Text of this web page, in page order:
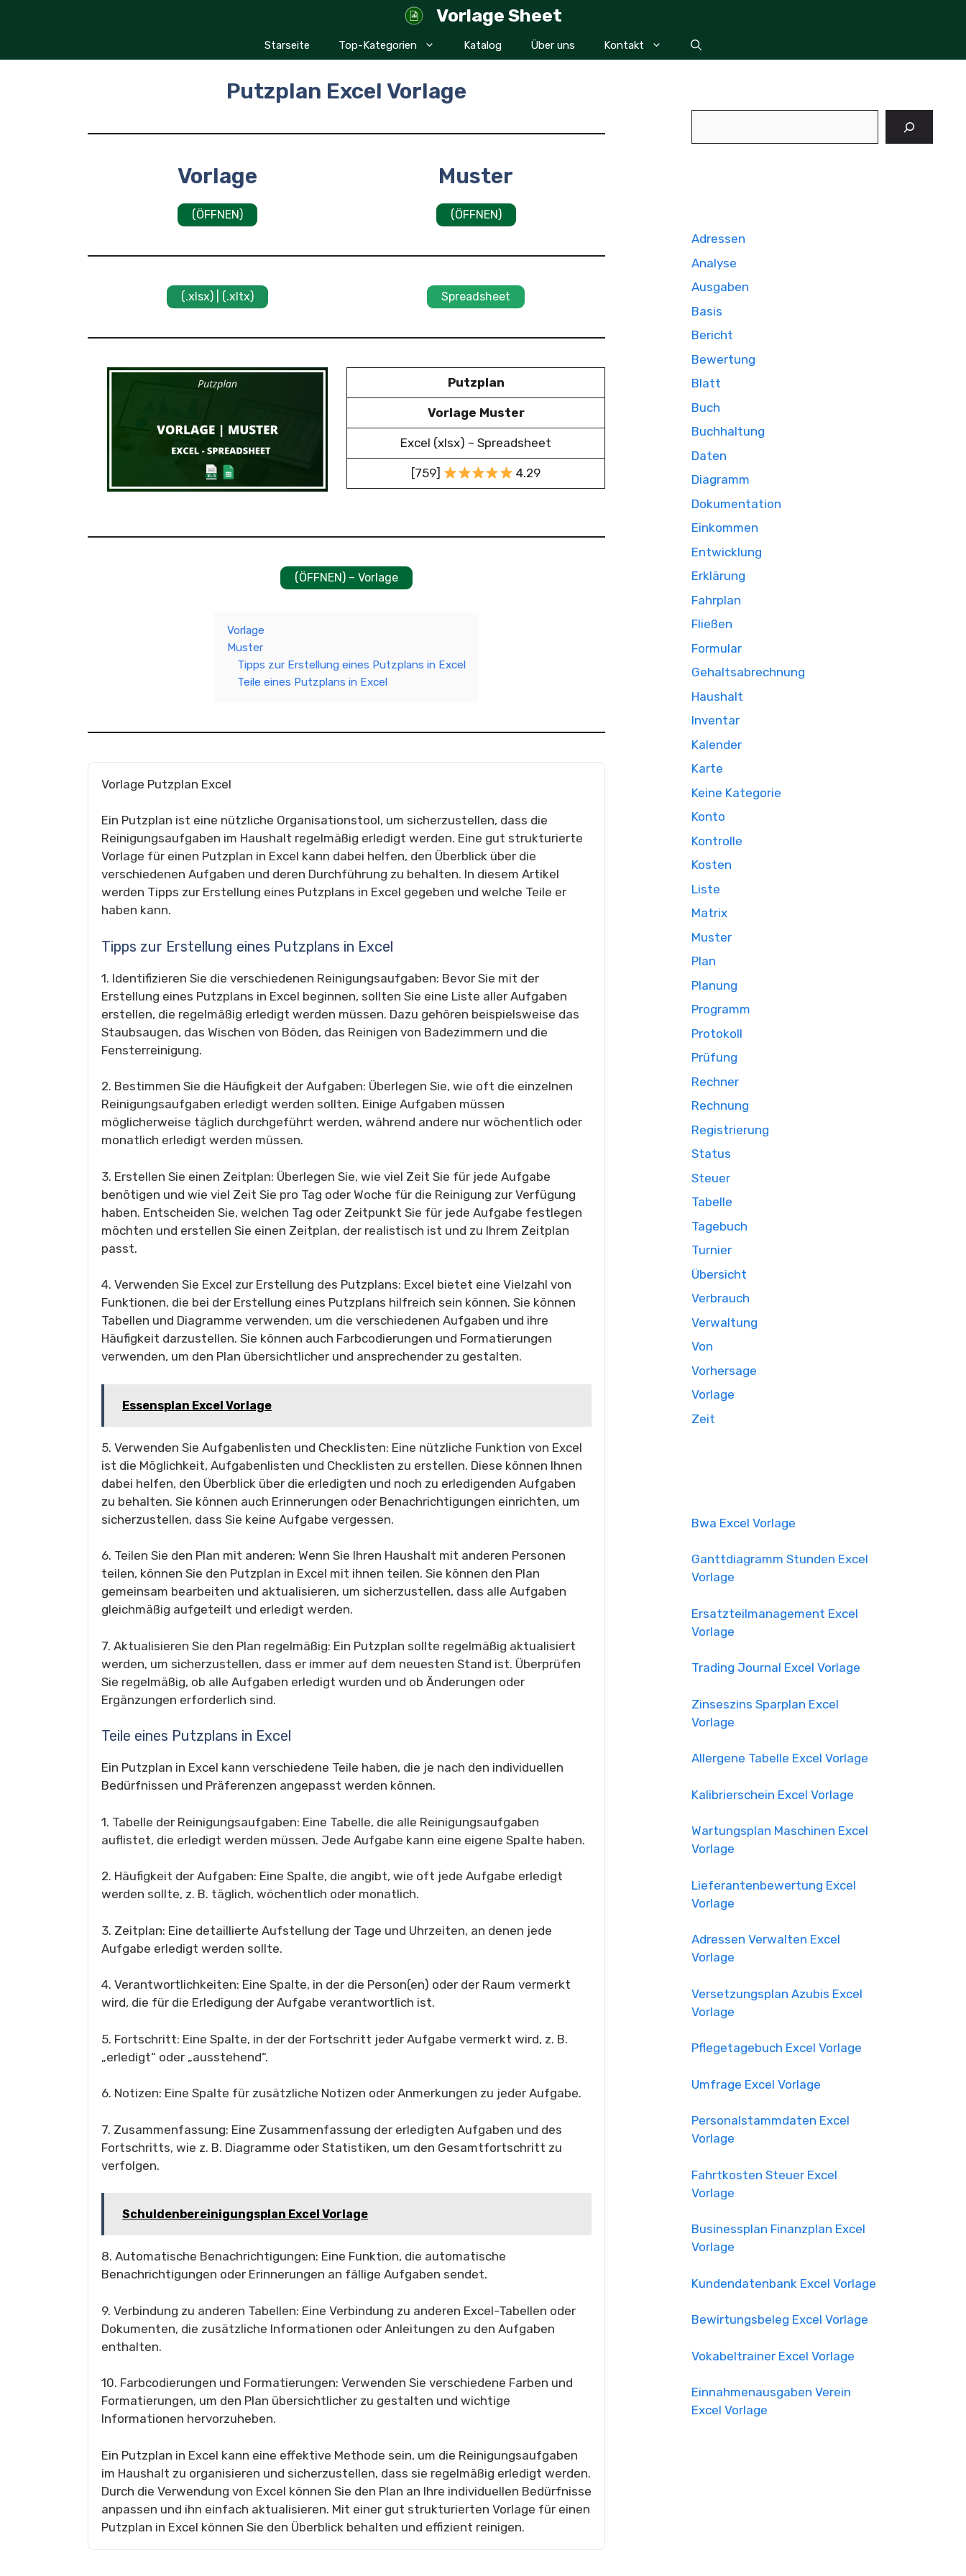
Vorlage Sheet
Starseite Top-Kategorien Katalog Über uns Kontakt
Putzplan Excel Vorlage
Vorlage
(ÖFFNEN)
Muster
(ÖFFNEN)
(.xlsx) | (.xltx) Spreadsheet
Putzplan
Vorlage Muster
Excel (xlsx) – Spreadsheet
[759] 4.29
(ÖFFNEN) – Vorlage
Vorlage
Muster
Tipps zur Erstellung eines Putzplans in Excel
Teile eines Putzplans in Excel
Vorlage Putzplan Excel
Ein Putzplan ist eine nützliche Organisationstool, um sicherzustellen, dass die
Reinigungsaufgaben im Haushalt regelmäßig erledigt werden. Eine gut strukturierte
Vorlage für einen Putzplan in Excel kann dabei helfen, den Überblick über die
verschiedenen Aufgaben und deren Durchführung zu behalten. In diesem Artikel
werden Tipps zur Erstellung eines Putzplans in Excel gegeben und welche Teile er
haben kann.
Tipps zur Erstellung eines Putzplans in Excel
1. Identifizieren Sie die verschiedenen Reinigungsaufgaben: Bevor Sie mit der
Erstellung eines Putzplans in Excel beginnen, sollten Sie eine Liste aller Aufgaben
erstellen, die regelmäßig erledigt werden müssen. Dazu gehören beispielsweise das
Staubsaugen, das Wischen von Böden, das Reinigen von Badezimmern und die
Fensterreinigung.
2. Bestimmen Sie die Häufigkeit der Aufgaben: Überlegen Sie, wie oft die einzelnen
Reinigungsaufgaben erledigt werden sollten. Einige Aufgaben müssen
möglicherweise täglich durchgeführt werden, während andere nur wöchentlich oder
monatlich erledigt werden müssen.
3. Erstellen Sie einen Zeitplan: Überlegen Sie, wie viel Zeit Sie für jede Aufgabe
benötigen und wie viel Zeit Sie pro Tag oder Woche für die Reinigung zur Verfügung
haben. Entscheiden Sie, welchen Tag oder Zeitpunkt Sie für jede Aufgabe festlegen
möchten und erstellen Sie einen Zeitplan, der realistisch ist und zu Ihrem Zeitplan
passt.
4. Verwenden Sie Excel zur Erstellung des Putzplans: Excel bietet eine Vielzahl von
Funktionen, die bei der Erstellung eines Putzplans hilfreich sein können. Sie können
Tabellen und Diagramme verwenden, um die verschiedenen Aufgaben und ihre
Häufigkeit darzustellen. Sie können auch Farbcodierungen und Formatierungen
verwenden, um den Plan übersichtlicher und ansprechender zu gestalten.
Essensplan Excel Vorlage
5. Verwenden Sie Aufgabenlisten und Checklisten: Eine nützliche Funktion von Excel
ist die Möglichkeit, Aufgabenlisten und Checklisten zu erstellen. Diese können Ihnen
dabei helfen, den Überblick über die erledigten und noch zu erledigenden Aufgaben
zu behalten. Sie können auch Erinnerungen oder Benachrichtigungen einrichten, um
sicherzustellen, dass Sie keine Aufgabe vergessen.
6. Teilen Sie den Plan mit anderen: Wenn Sie Ihren Haushalt mit anderen Personen
teilen, können Sie den Putzplan in Excel mit ihnen teilen. Sie können den Plan
gemeinsam bearbeiten und aktualisieren, um sicherzustellen, dass alle Aufgaben
gleichmäßig aufgeteilt und erledigt werden.
7. Aktualisieren Sie den Plan regelmäßig: Ein Putzplan sollte regelmäßig aktualisiert
werden, um sicherzustellen, dass er immer auf dem neuesten Stand ist. Überprüfen
Sie regelmäßig, ob alle Aufgaben erledigt wurden und ob Änderungen oder
Ergänzungen erforderlich sind.
Teile eines Putzplans in Excel
Ein Putzplan in Excel kann verschiedene Teile haben, die je nach den individuellen
Bedürfnissen und Präferenzen angepasst werden können.
1. Tabelle der Reinigungsaufgaben: Eine Tabelle, die alle Reinigungsaufgaben
auflistet, die erledigt werden müssen. Jede Aufgabe kann eine eigene Spalte haben.
2. Häufigkeit der Aufgaben: Eine Spalte, die angibt, wie oft jede Aufgabe erledigt
werden sollte, z. B. täglich, wöchentlich oder monatlich.
3. Zeitplan: Eine detaillierte Aufstellung der Tage und Uhrzeiten, an denen jede
Aufgabe erledigt werden sollte.
4. Verantwortlichkeiten: Eine Spalte, in der die Person(en) oder der Raum vermerkt
wird, die für die Erledigung der Aufgabe verantwortlich ist.
5. Fortschritt: Eine Spalte, in der der Fortschritt jeder Aufgabe vermerkt wird, z. B.
„erledigt“ oder „ausstehend“.
6. Notizen: Eine Spalte für zusätzliche Notizen oder Anmerkungen zu jeder Aufgabe.
7. Zusammenfassung: Eine Zusammenfassung der erledigten Aufgaben und des
Fortschritts, wie z. B. Diagramme oder Statistiken, um den Gesamtfortschritt zu
verfolgen.
Schuldenbereinigungsplan Excel Vorlage
8. Automatische Benachrichtigungen: Eine Funktion, die automatische
Benachrichtigungen oder Erinnerungen an fällige Aufgaben sendet.
9. Verbindung zu anderen Tabellen: Eine Verbindung zu anderen Excel-Tabellen oder
Dokumenten, die zusätzliche Informationen oder Anleitungen zu den Aufgaben
enthalten.
10. Farbcodierungen und Formatierungen: Verwenden Sie verschiedene Farben und
Formatierungen, um den Plan übersichtlicher zu gestalten und wichtige
Informationen hervorzuheben.
Ein Putzplan in Excel kann eine effektive Methode sein, um die Reinigungsaufgaben
im Haushalt zu organisieren und sicherzustellen, dass sie regelmäßig erledigt werden.
Durch die Verwendung von Excel können Sie den Plan an Ihre individuellen Bedürfnisse
anpassen und ihn einfach aktualisieren. Mit einer gut strukturierten Vorlage für einen
Putzplan in Excel können Sie den Überblick behalten und effizient reinigen.
Adressen
Analyse
Ausgaben
Basis
Bericht
Bewertung
Blatt
Buch
Buchhaltung
Daten
Diagramm
Dokumentation
Einkommen
Entwicklung
Erklärung
Fahrplan
Fließen
Formular
Gehaltsabrechnung
Haushalt
Inventar
Kalender
Karte
Keine Kategorie
Konto
Kontrolle
Kosten
Liste
Matrix
Muster
Plan
Planung
Programm
Protokoll
Prüfung
Rechner
Rechnung
Registrierung
Status
Steuer
Tabelle
Tagebuch
Turnier
Übersicht
Verbrauch
Verwaltung
Von
Vorhersage
Vorlage
Zeit
Bwa Excel Vorlage
Ganttdiagramm Stunden Excel
Vorlage
Ersatzteilmanagement Excel
Vorlage
Trading Journal Excel Vorlage
Zinseszins Sparplan Excel
Vorlage
Allergene Tabelle Excel Vorlage
Kalibrierschein Excel Vorlage
Wartungsplan Maschinen Excel
Vorlage
Lieferantenbewertung Excel
Vorlage
Adressen Verwalten Excel
Vorlage
Versetzungsplan Azubis Excel
Vorlage
Pflegetagebuch Excel Vorlage
Umfrage Excel Vorlage
Personalstammdaten Excel
Vorlage
Fahrtkosten Steuer Excel
Vorlage
Businessplan Finanzplan Excel
Vorlage
Kundendatenbank Excel Vorlage
Bewirtungsbeleg Excel Vorlage
Vokabeltrainer Excel Vorlage
Einnahmenausgaben Verein
Excel Vorlage